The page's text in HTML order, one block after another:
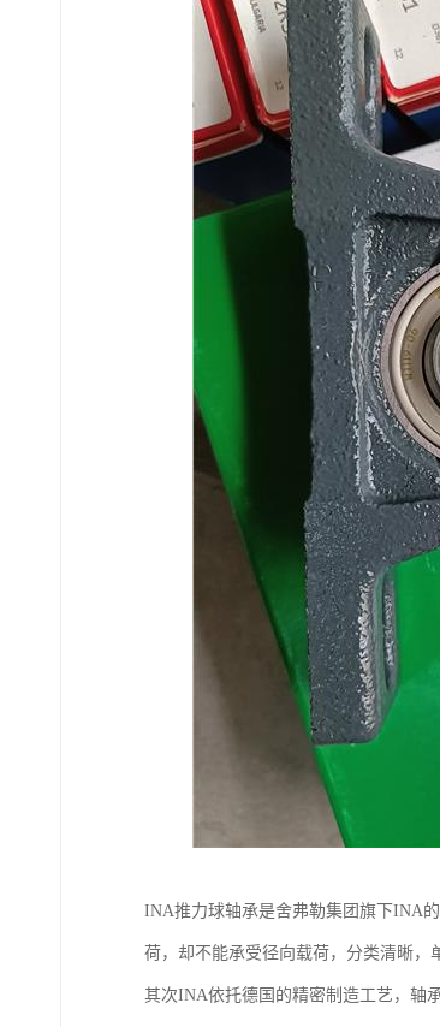
INA推力球轴承是舍弗勒集团旗下INA
荷，却不能承受径向载荷，分类清晰，
其次INA依托德国的精密制造工艺，轴